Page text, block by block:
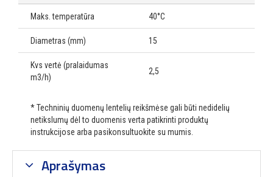
Maks. temperatūra 40°C
Diametras (mm) 15
Kvs vertė (pralaidumas
m3/h)
2,5
* Techninių duomenų lentelių reikšmėse gali būti nedidelių
netikslumų dėl to duomenis verta patikrinti produktų
instrukcijose arba pasikonsultuokite su mumis.
Aprašymas